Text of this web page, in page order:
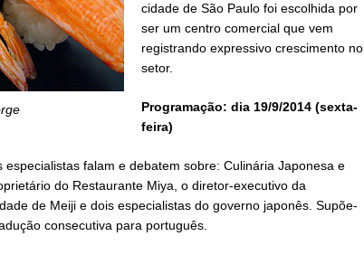
cidade de São Paulo foi escolhida por
ser um centro comercial que vem
registrando expressivo crescimento no
setor.
Programação: dia 19/9/2014 (sexta-
feira)
falam e debatem sobre: Culinária Japonesa e
do Restaurante Miya, o diretor-executivo da
de Meiji e dois especialistas do governo japonês. Supõe-
consecutiva para português.